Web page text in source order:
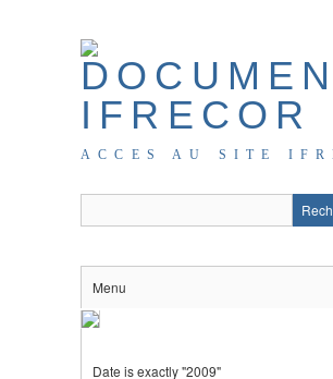
ACCES AU SITE
Menu
Date is exactly "2009"